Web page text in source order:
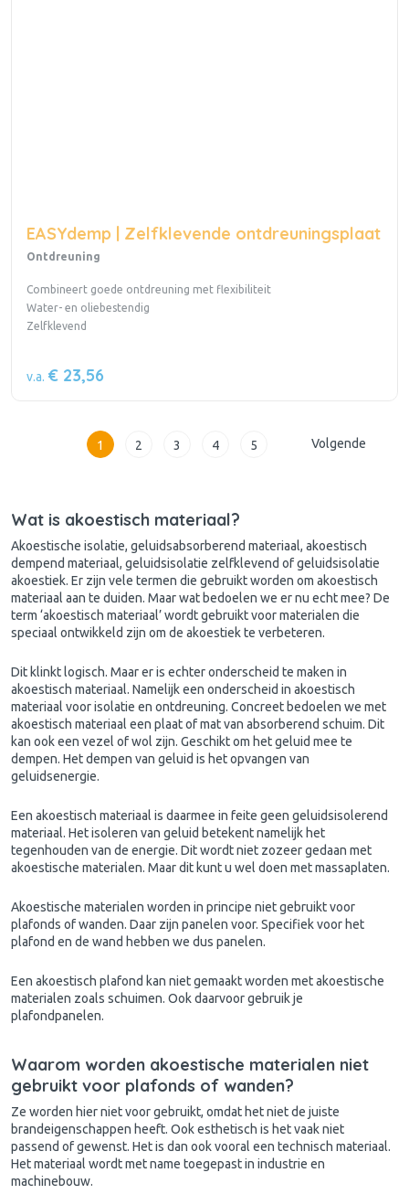
EASYdemp | Zelfklevende ontdreuningsplaat
Ontdreuning
Combineert goede ontdreuning met flexibiliteit
Water- en oliebestendig
Zelfklevend
v.a. € 23,56
1 2 3 4 5 Volgende
Wat is akoestisch materiaal?
Akoestische isolatie, geluidsabsorberend materiaal, akoestisch
dempend materiaal, geluidsisolatie zelfklevend of geluidsisolatie
akoestiek. Er zijn vele termen die gebruikt worden om akoestisch
materiaal aan te duiden. Maar wat bedoelen we er nu echt mee? De
term ‘akoestisch materiaal’ wordt gebruikt voor materialen die
speciaal ontwikkeld zijn om de akoestiek te verbeteren.
Dit klinkt logisch. Maar er is echter onderscheid te maken in
akoestisch materiaal. Namelijk een onderscheid in akoestisch
materiaal voor isolatie en ontdreuning. Concreet bedoelen we met
akoestisch materiaal een plaat of mat van absorberend schuim. Dit
kan ook een vezel of wol zijn. Geschikt om het geluid mee te
dempen. Hetdempen van geluid is het opvangen van
geluidsenergie.
Een akoestisch materiaal is daarmee in feite geen geluidsisolerend
materiaal. Het isoleren van geluid betekent namelijk het
tegenhouden van de energie. Dit wordt niet zozeer gedaan met
akoestische materialen. Maar dit kunt u wel doen met massaplaten.
Akoestische materialen worden in principe niet gebruikt voor
plafonds of wanden. Daar zijn panelen voor. Specifiek voor het
plafond en de wand hebben we dus panelen.
Een akoestisch plafond kan niet gemaakt worden met akoestische
materialen zoals schuimen. Ook daarvoor gebruik je
plafondpanelen.
Waarom worden akoestische materialen niet
gebruikt voor plafonds of wanden?
Ze worden hier niet voor gebruikt, omdat het niet de juiste
brandeigenschappen heeft. Ook esthetisch is het vaak niet
passend of gewenst. Het is dan ook vooral een technisch materiaal.
Het materiaal wordt met name toegepast in industrie en
machinebouw.